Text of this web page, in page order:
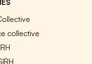
collective